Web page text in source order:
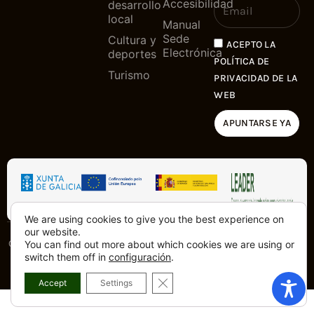
desarrollo
local
Cultura y
deportes
Turismo
Accesibilidad
Manual
Sede
Electrónica
ACEPTO LA
POLÍTICA DE
PRIVACIDAD DE LA
WEB
APUNTARSE YA
Copyright © 2025. Todos los derechos
reservados
Hecho con
desde la Costa de
la Muerte
We are using cookies to give you the best experience on
our website.
You can find out more about which cookies we are using or
switch them off in configuración.
Accept Settings CERRAR EL BANNER DE